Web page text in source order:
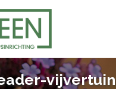
vijvertuin